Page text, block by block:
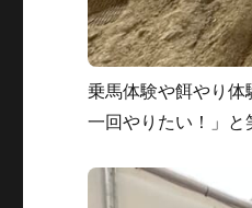
乗馬体験や餌やり
一回やりたい！」と